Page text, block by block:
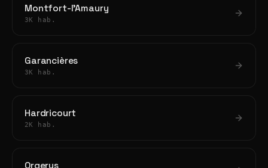
Montfort-l'Amaury
3K hab.
Garancières
3K hab.
Hardricourt
2K hab.
Orgerus